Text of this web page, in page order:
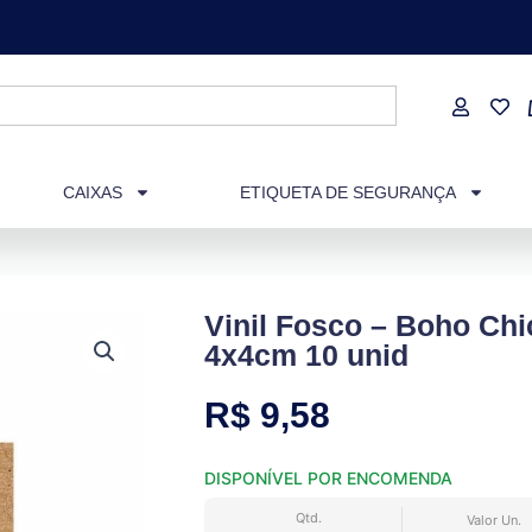
CAIXAS ETIQUETA DE SEGURANÇA
Vinil Fosco – Boho
4x4cm 10 unid
R$ 9,58
DISPONÍVEL POR ENCOMENDA
Qtd. Valor Un.